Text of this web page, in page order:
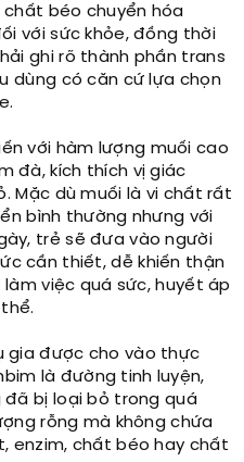
chất béo chuyển hóa
với sức khỏe, đồng thời
ghi rõ thành phần trans
dùng có căn cứ lựa chọn
với hàm lượng muối cao
đà, kích thích vị giác
Mặc dù muối là vi chất rất
bình thường nhưng với
trẻ sẽ đưa vào người
cần thiết, dễ khiến thận
việc quá sức, huyết áp
gia được cho vào thực
là đường tinh luyện,
bị loại bỏ trong quá
rỗng mà không chứa
enzim, chất béo hay chất